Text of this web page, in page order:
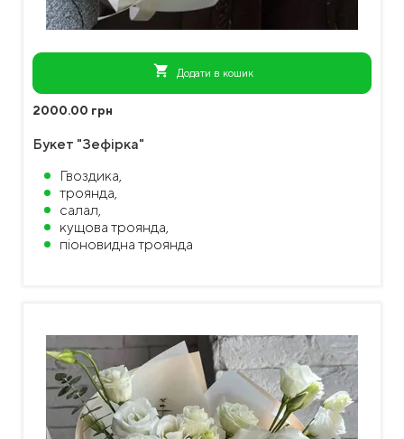
shopping_cart Додати в кошик
2000.00 грн
Букет "Зефірка"
Гвоздика,
троянда,
салал,
кущова троянда,
піоновидна троянда